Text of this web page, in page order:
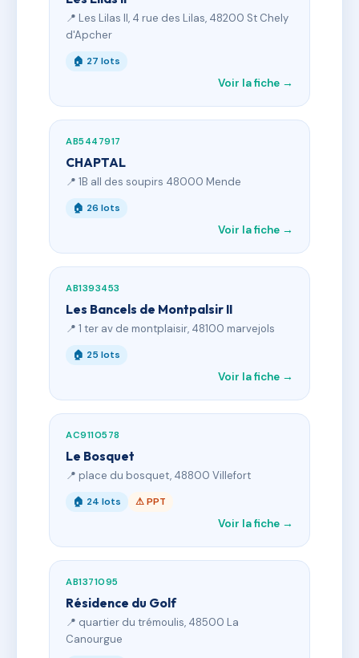
📍 Les Lilas II, 4 rue des Lilas, 48200 St Chely
d'Apcher
🏠 27 lots
Voir la fiche →
AB5447917
CHAPTAL
📍 1B all des soupirs 48000 Mende
🏠 26 lots
Voir la fiche →
AB1393453
Les Bancels de Montpalsir II
📍 1 ter av de montplaisir, 48100 marvejols
🏠 25 lots
Voir la fiche →
AC9110578
Le Bosquet
📍 place du bosquet, 48800 Villefort
🏠 24 lots ⚠ PPT
Voir la fiche →
AB1371095
Résidence du Golf
📍 quartier du trémoulis, 48500 La
Canourgue